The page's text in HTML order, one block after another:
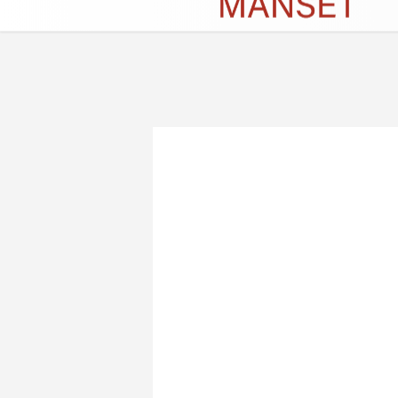
İletişim Çerez Politikası